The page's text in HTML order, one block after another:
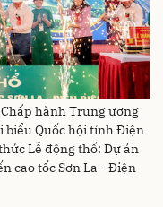
hành Trung ương
biểu Quốc hội tỉnh Điện
Lễ động thổ: Dự án
cao tốc Sơn La - Điện